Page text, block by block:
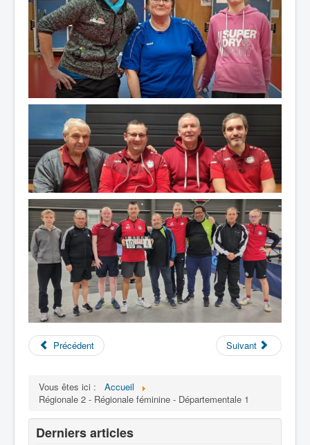
Précédent Suivant
Vous êtes ici :
Accueil
Régionale 2 - Régionale féminine - Départementale 1
Derniers articles